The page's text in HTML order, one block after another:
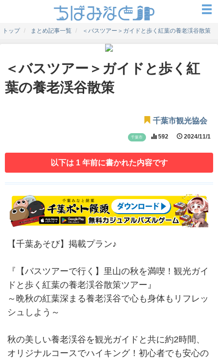
トップ まとめ記事一覧 ＜バスツアー＞ガイドと歩く紅葉の養老渓谷散策
＜バスツアー＞ガイドと歩く紅
葉の養老渓谷散策
千葉市観光協会
千葉市 592 2024/11/1
以下は 1 年前に書かれた内容です
【千葉あそび】掲載プラン♪
『【バスツアーで行く】里山の秋を満喫！観光ガイ
ドと歩く紅葉の養老渓谷散策ツアー』
～晩秋の紅葉深まる養老渓谷で心も身体もリフレッ
シュしよう～
秋の美しい養老渓谷を観光ガイドと共に約2時間、
オリジナルコースでハイキング！初心者でも安心の